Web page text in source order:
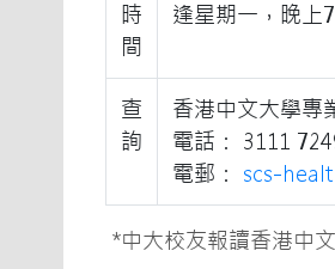
時
間
逢星期一，晚上
查
詢
香港中文大學專
電話： 3111
電郵： scs-
*中大校友報讀香港中